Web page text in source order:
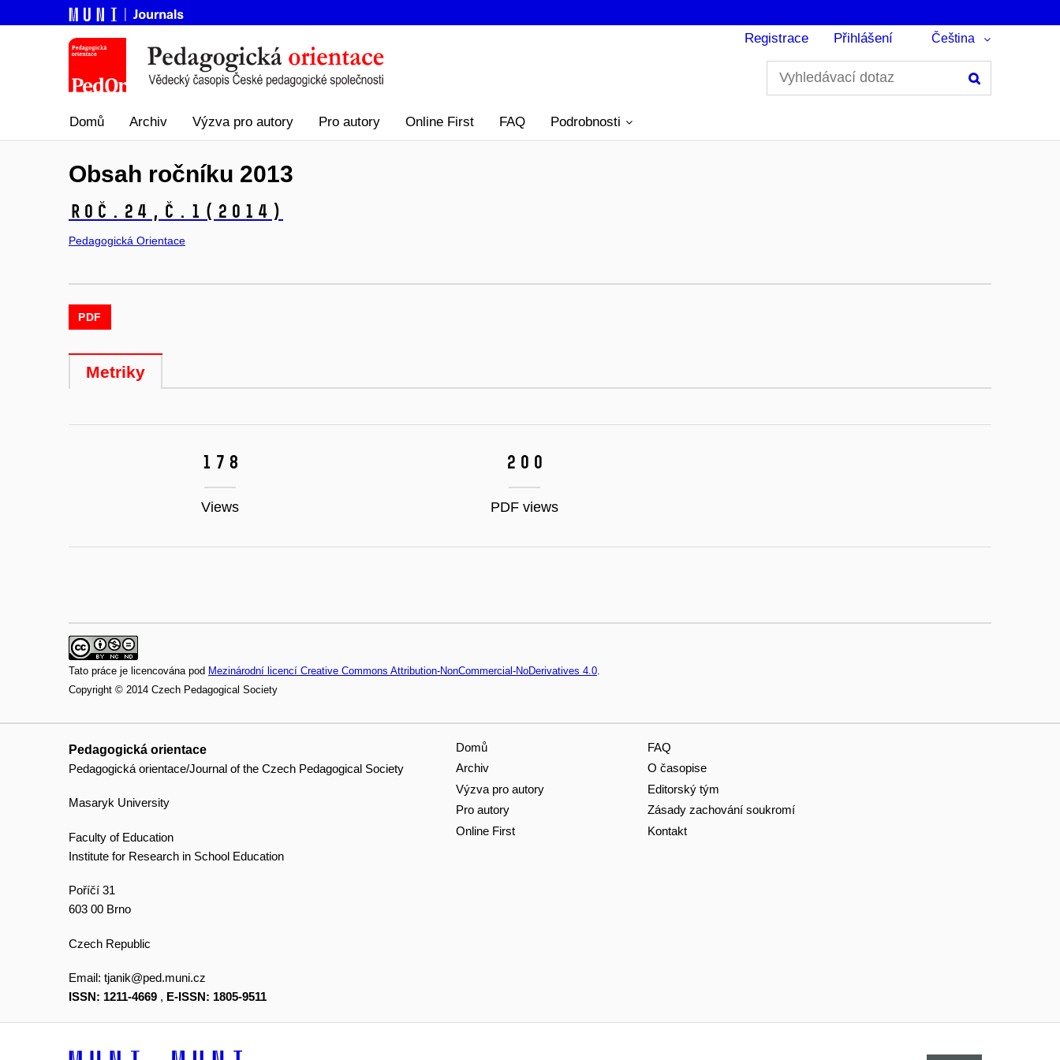
Registrace Přihlášení Čeština
Domů Archiv Výzva pro autory Pro autory Online First FAQ Podrobnosti
Obsah ročníku 2013
Roč.24, č.1 (2014)
Pedagogická Orientace
PDF
Metriky
178
Views
200
PDF views
Tato práce je licencována pod Mezinárodní licencí Creative Commons Attribution-NonCommercial-NoDerivatives 4.0.
Copyright © 2014 Czech Pedagogical Society
Pedagogická orientace
Pedagogická orientace/Journal of the Czech Pedagogical Society
Masaryk University
Faculty of Education
Institute for Research in School Education
Poříčí 31
603 00 Brno
Czech Republic
Email: tjanik@ped.muni.cz
ISSN: 1211-4669 , E-ISSN: 1805-9511
Domů
Archiv
Výzva pro autory
Pro autory
Online First
FAQ
O časopise
Editorský tým
Zásady zachování soukromí
Kontakt